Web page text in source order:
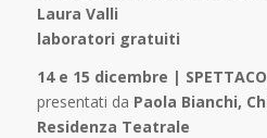
Laura Valli
laboratori gratuiti
14 e 15 dicembre |
presentati da Paola Bianchi,
Residenza Teatrale